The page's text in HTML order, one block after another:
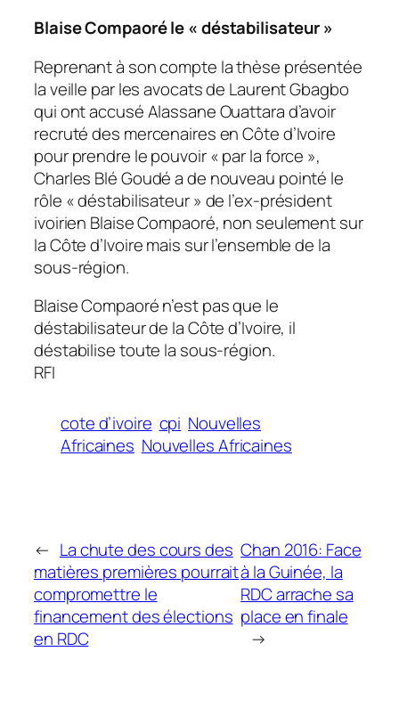
Blaise Compaoré le « déstabilisateur »
Reprenant à son compte la thèse présentée
la veille par les avocats de Laurent Gbagbo
qui ont accusé Alassane Ouattara d’avoir
recruté des mercenaires en Côte d’Ivoire
pour prendre le pouvoir «par la force »,
Charles Blé Goudé a de nouveau pointé le
rôle «déstabilisateur» de l’ex-président
ivoirien Blaise Compaoré, non seulement sur
la Côte d’Ivoire mais sur l’ensemble de la
sous-région.
Blaise Compaoré n’est pas que le
déstabilisateur de la Côte d’Ivoire, il
déstabilise toute la sous-région.
RFI
cote d’ivoire cpi Nouvelles
Africaines Nouvelles Africaines
← La chute des cours des
matières premières pourrait
compromettre le
financement des élections
en RDC
Chan 2016: Face
à la Guinée, la
RDC arrache sa
place en finale
→